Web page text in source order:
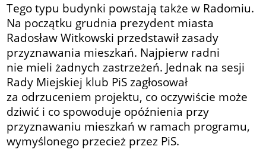
Tego typu budynki powstają także w Radomiu.
Na początku grudnia prezydent miasta
Radosław Witkowski przedstawił zasady
przyznawania mieszkań. Najpierw radni
nie mieli żadnych zastrzeżeń. Jednak na sesji
Rady Miejskiej klub PiS zagłosował
za odrzuceniem projektu, co oczywiście może
dziwić i co spowoduje opóźnienia przy
przyznawaniu mieszkań w ramach programu,
wymyślonego przecież przez PiS.